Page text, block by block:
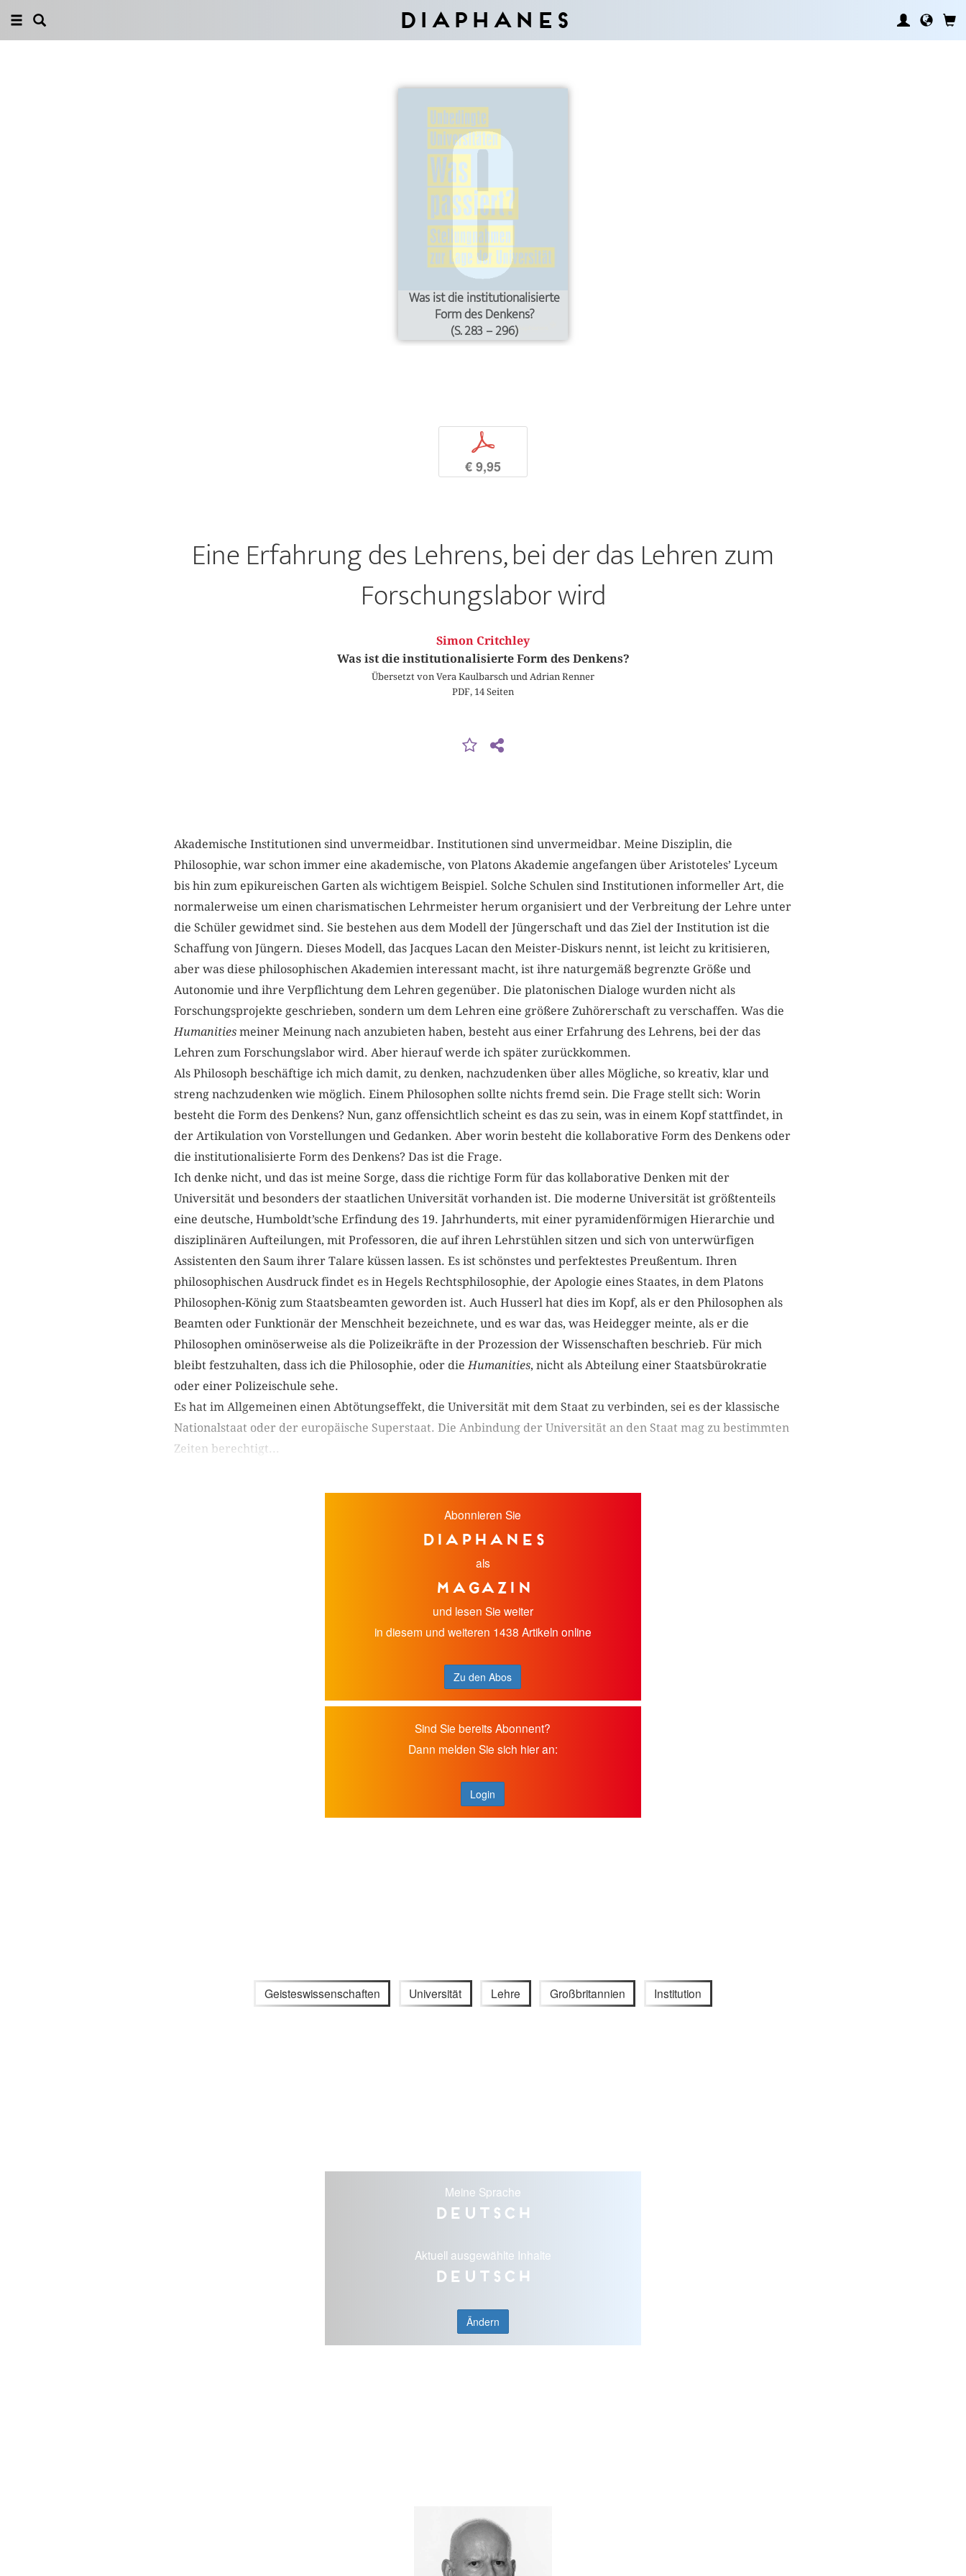
Diaphanes
Was ist die institutionalisierte
Form des Denkens?
(S. 283 – 296)
p
€ 9,95
Eine Erfahrung des Lehrens, bei der das Lehren zum
Forschungslabor wird
Simon Critchley
Was ist die institutionalisierte Form des Denkens?
Übersetzt von Vera Kaulbarsch und Adrian Renner
PDF, 14 Seiten
Akademische Institutionen sind unvermeidbar. Institutionen sind unvermeidbar. Meine Disziplin, die
Philosophie, war schon immer eine akademische, von Platons Akademie angefangen über Aristoteles’ Lyceum
bis hin zum epikureischen Garten als wichtigem Beispiel. Solche Schulen sind Institutionen informeller Art, die
normalerweise um einen charismatischen Lehrmeister herum organisiert und der Verbreitung der Lehre unter
die Schüler gewidmet sind. Sie bestehen aus dem Modell der Jüngerschaft und das Ziel der Institution ist die
Schaffung von Jüngern. Dieses Modell, das Jacques Lacan den Meister-Diskurs nennt, ist leicht zu kritisieren,
aber was diese philosophischen Akademien interessant macht, ist ihre naturgemäß begrenzte Größe und
Autonomie und ihre Verpflichtung dem Lehren gegenüber. Die platonischen Dialoge wurden nicht als
Forschungsprojekte geschrieben, sondern um dem Lehren eine größere Zuhörerschaft zu verschaffen. Was die
Humanitiesmeiner Meinung nach anzubieten haben, besteht aus einer Erfahrung des Lehrens, bei der das
Lehren zum Forschungslabor wird. Aber hierauf werde ich später zurückkommen.
Als Philosoph beschäftige ich mich damit, zu denken, nachzudenken über alles Mögliche, so kreativ, klar und
streng nachzudenken wie möglich. Einem Philosophen sollte nichts fremd sein. Die Frage stellt sich: Worin
besteht die Form des Denkens? Nun, ganz offensichtlich scheint es das zu sein, was in einem Kopf stattfindet, in
der Artikulation von Vorstellungen und Gedanken. Aber worin besteht die kollaborative Form des Denkens oder
die institutionalisierte Form des Denkens? Das ist die Frage.
Ich denke nicht, und das ist meine Sorge, dass die richtige Form für das kollaborative Denken mit der
Universität und besonders der staatlichen Universität vorhanden ist. Die moderne Universität ist größtenteils
eine deutsche, Humboldt’sche Erfindung des 19. Jahrhunderts, mit einer pyramidenförmigen Hierarchie und
disziplinären Aufteilungen, mit Professoren, die auf ihren Lehrstühlen sitzen und sich von unterwürfigen
Assistenten den Saum ihrer Talare küssen lassen. Es ist schönstes und perfektestes Preußentum. Ihren
philosophischen Ausdruck findet es in Hegels Rechtsphilosophie, der Apologie eines Staates, in dem Platons
Philosophen-König zum Staatsbeamten geworden ist. Auch Husserl hat dies im Kopf, als er den Philosophen als
Beamten oder Funktionär der Menschheit bezeichnete, und es war das, was Heidegger meinte, als er die
Philosophen ominöserweise als die Polizeikräfte in der Prozession der Wissenschaften beschrieb. Für mich
bleibt festzuhalten, dass ich die Philosophie, oder dieHumanities, nicht als Abteilung einer Staatsbürokratie
oder einer Polizeischule sehe.
Es hat im Allgemeinen einen Abtötungseffekt, die Universität mit dem Staat zu verbinden, sei es der klassische
Nationalstaat oder der europäische Superstaat. Die Anbindung der Universität an den Staat mag zu bestimmten
Zeiten berechtigt...
Abonnieren Sie
diaphanes
als
Magazin
und lesen Sie weiter
in diesem und weiteren 1438 Artikeln online
Zu den Abos
Sind Sie bereits Abonnent?
Dann melden Sie sich hier an:
Login
Geisteswissenschaften Universität Lehre Großbritannien Institution
Meine Sprache
Deutsch
Aktuell ausgewählte Inhalte
Deutsch
Ändern